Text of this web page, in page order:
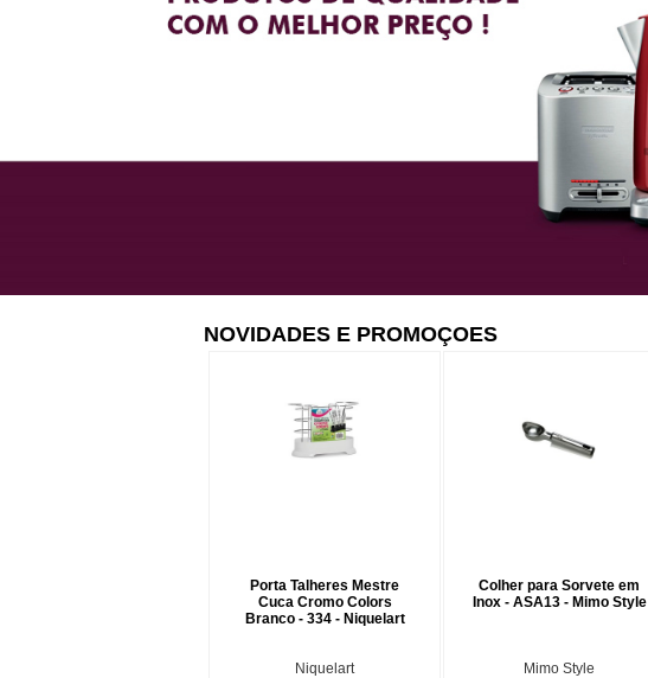
NOVIDADES E PROMOÇOES
Porta Talheres Mestre
Cuca Cromo Colors
Branco - 334 - Niquelart
Niquelart
Colher para Sorvete em
Inox - ASA13 - Mimo Style
Mimo Style